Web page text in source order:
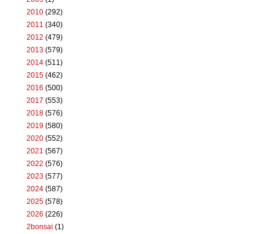
2010 (292)
2011 (340)
2012 (479)
2013 (579)
2014 (511)
2015 (462)
2016 (500)
2017 (553)
2018 (576)
2019 (580)
2020 (552)
2021 (567)
2022 (576)
2023 (577)
2024 (587)
2025 (578)
2026 (226)
2bonsai (1)